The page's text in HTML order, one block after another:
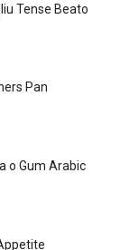
Tense Beato
Pan
o Gum Arabic